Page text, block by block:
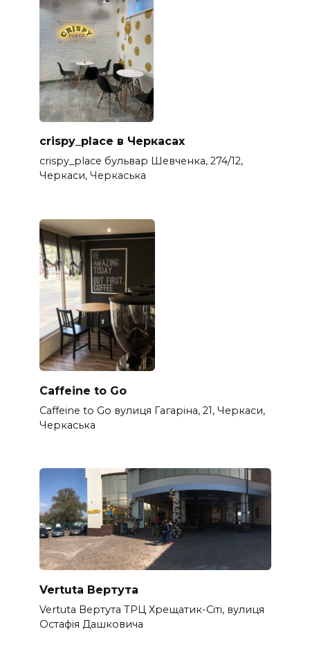
crispy_place в Черкасах
crispy_place бульвар Шевченка, 274/12,
Черкаси, Черкаська
Caffeine to Go
Caffeine to Go вулиця Гагаріна, 21, Черкаси,
Черкаська
Vertuta Вертута
Vertuta Вертута ТРЦ Хрещатик-Сіті, вулиця
Остафія Дашковича